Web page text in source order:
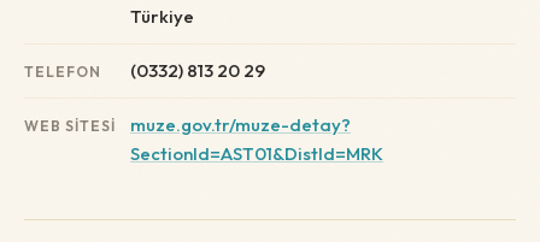
Türkiye
TELEFON (0332) 813 20 29
WEB SITESI
muze.gov.tr/muze-detay?
SectionId=AST01&DistId=MRK